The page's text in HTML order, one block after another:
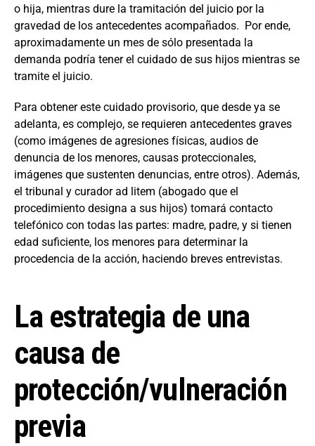
o hija, mientras dure la tramitación del juicio por la
gravedad de los antecedentes acompañados. Por ende,
aproximadamente un mes de sólo presentada la
demanda podría tener el cuidado de sus hijos mientras se
tramite el juicio.
Para obtener este cuidado provisorio, que desde ya se
adelanta, es complejo, se requieren antecedentes graves
(como imágenes de agresiones físicas, audios de
denuncia de los menores, causas proteccionales,
imágenes que sustenten denuncias, entre otros). Además,
el tribunal y curador ad litem (abogado que el
procedimiento designa a sus hijos) tomará contacto
telefónico con todas las partes: madre, padre, y si tienen
edad suficiente, los menores para determinar la
procedencia de la acción, haciendo breves entrevistas.
La estrategia de una
causa de
protección/vulneración
previa